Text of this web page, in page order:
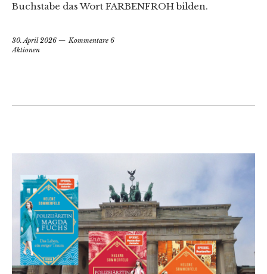
Buchstabe das Wort FARBENFROH bilden.
30. April 2026
Kommentare 6
Aktionen